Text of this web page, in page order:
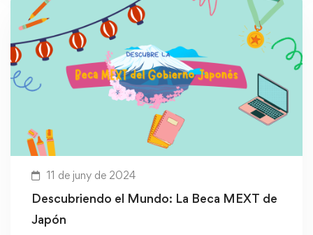
11 de juny de 2024
Descubriendo el Mundo: La Beca MEXT de
Japón